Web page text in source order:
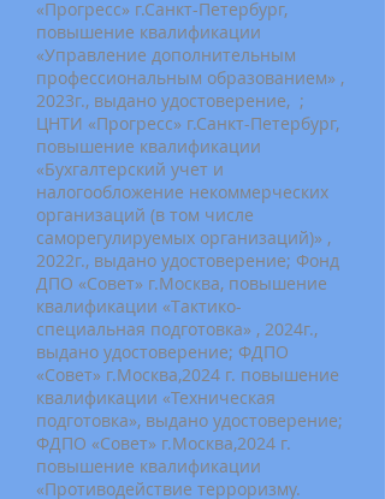
«Прогресс» г.Санкт-Петербург,
повышение квалификации
«Управление дополнительным
профессиональным образованием» ,
2023г., выдано удостоверение, ;
ЦНТИ «Прогресс» г.Санкт-Петербург,
повышение квалификации
«Бухгалтерский учет и
налогообложение некоммерческих
организаций (в том числе
саморегулируемых организаций)» ,
2022г., выдано удостоверение; Фонд
ДПО «Совет» г.Москва, повышение
квалификации «Тактико-
специальная подготовка» , 2024г.,
выдано удостоверение; ФДПО
«Совет» г.Москва,2024 г. повышение
квалификации «Техническая
подготовка», выдано удостоверение;
ФДПО «Совет» г.Москва,2024 г.
повышение квалификации
«Противодействие терроризму.